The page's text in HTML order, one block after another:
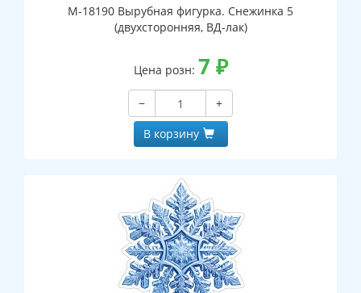
М-18190 Вырубная фигурка. Снежинка 5
(двухсторонняя, ВД-лак)
Цена розн: 7 ₽
−
+
В корзину